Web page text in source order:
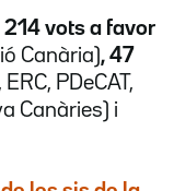
214 vots a favor
Canària), 47
PDeCAT,
Canàries) i